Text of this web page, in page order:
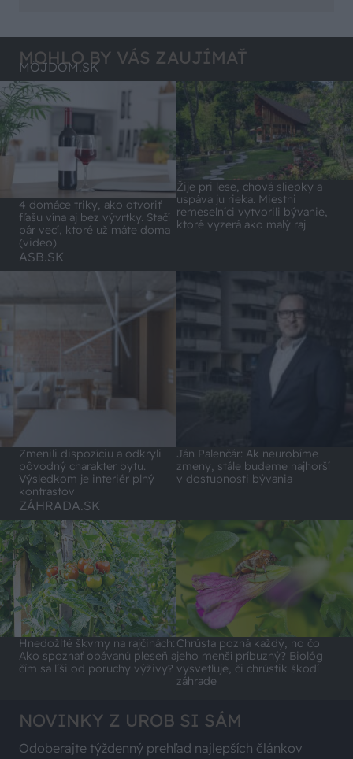
MOHLO BY VÁS ZAUJÍMAŤ
MÔJDOM.SK
4 domáce triky, ako otvoriť
fľašu vína aj bez vývrtky. Stačí
pár vecí, ktoré už máte doma
(video)
Žije pri lese, chová sliepky a
uspáva ju rieka. Miestni
remeselníci vytvorili bývanie,
ktoré vyzerá ako malý raj
ASB.SK
Zmenili dispozíciu a odkryli
pôvodný charakter bytu.
Výsledkom je interiér plný
kontrastov
Ján Palenčár: Ak neurobíme
zmeny, stále budeme najhorší
v dostupnosti bývania
ZÁHRADA.SK
Hnedožlté škvrny na rajčinách:
Ako spoznať obávanú pleseň a
čím sa líši od poruchy výživy?
Chrústa pozná každý, no čo
jeho menší príbuzný? Biológ
vysvetľuje, či chrústik škodí
záhrade
NOVINKY Z UROB SI SÁM
Odoberajte týždenný prehľad najlepších článkov